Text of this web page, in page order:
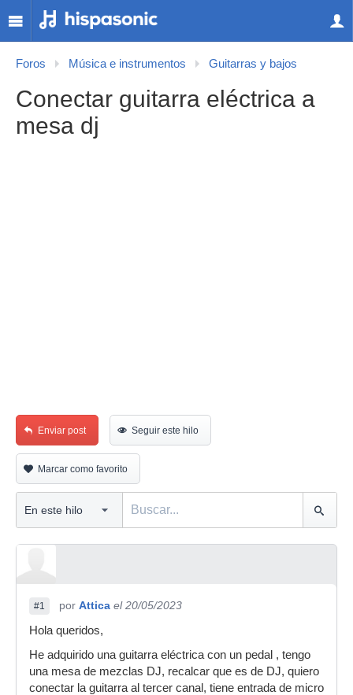
Foros Música e instrumentos Guitarras y bajos
Conectar guitarra eléctrica a
mesa dj
Enviar post Seguir este hilo
Marcar como favorito
#1 por Attica el 20/05/2023
Hola queridos,
He adquirido una guitarra eléctrica con un pedal , tengo
una mesa de mezclas DJ, recalcar que es de DJ, quiero
conectar la guitarra al tercer canal, tiene entrada de micro